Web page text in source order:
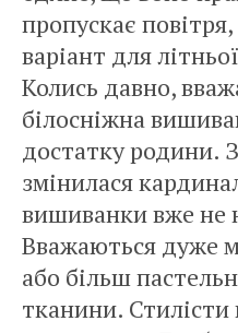
пропускає
варіант для
Колись давно,
білосніжна
достатку родини.
змінилася
вишиванки вже не
Вважаються дуже
або більш
тканини. Стилісти